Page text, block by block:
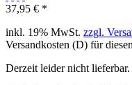
37,95 € *
inkl. 19% MwSt. zzgl.
Versandkosten (D) für
Derzeit leider nicht lieferbar.